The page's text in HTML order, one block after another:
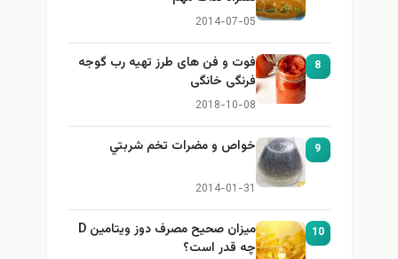
2014-07-05
8
فوت و فن های طرز تهیه رب گوجه
فرنگی خانگی
2018-10-08
9 خواص و مضرات تخم شربتي
2014-01-31
10
میزان صحیح مصرف دوز ویتامین D
چه قدر است؟